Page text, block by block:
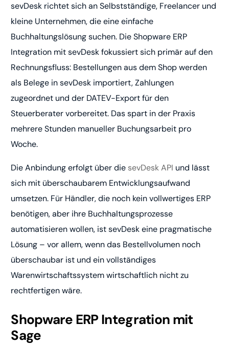
sevDesk richtet sich an Selbstständige, Freelancer und
kleine Unternehmen, die eine einfache
Buchhaltungslösung suchen. Die Shopware ERP
Integration mit sevDesk fokussiert sich primär auf den
Rechnungsfluss: Bestellungen aus dem Shop werden
als Belege in sevDesk importiert, Zahlungen
zugeordnet und der DATEV-Export für den
Steuerberater vorbereitet. Das spart in der Praxis
mehrere Stunden manueller Buchungsarbeit pro
Woche.
Die Anbindung erfolgt über die sevDesk API und lässt
sich mit überschaubarem Entwicklungsaufwand
umsetzen. Für Händler, die noch kein vollwertiges ERP
benötigen, aber ihre Buchhaltungsprozesse
automatisieren wollen, ist sevDesk eine pragmatische
Lösung – vor allem, wenn das Bestellvolumen noch
überschaubar ist und ein vollständiges
Warenwirtschaftssystem wirtschaftlich nicht zu
rechtfertigen wäre.
Shopware ERP Integration mit
Sage